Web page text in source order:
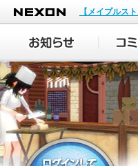
NEXON
【メイプルス